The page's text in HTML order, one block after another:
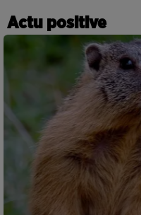
Actu positive